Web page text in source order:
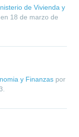
de Vivienda y
en 18 de marzo de
y Finanzas por